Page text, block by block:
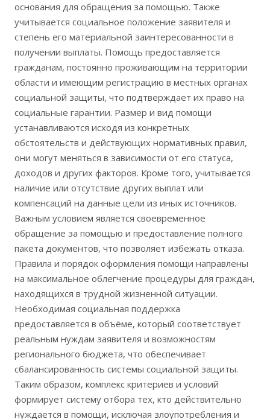
основания для обращения за помощью. Также
учитывается социальное положение заявителя и
степень его материальной заинтересованности в
получении выплаты. Помощь предоставляется
гражданам, постоянно проживающим на территории
области и имеющим регистрацию в местных органах
социальной защиты, что подтверждает их право на
социальные гарантии. Размер и вид помощи
устанавливаются исходя из конкретных
обстоятельств и действующих нормативных правил,
они могут меняться в зависимости от его статуса,
доходов и других факторов. Кроме того, учитывается
наличие или отсутствие других выплат или
компенсаций на данные цели из иных источников.
Важным условием является своевременное
обращение за помощью и предоставление полного
пакета документов, что позволяет избежать отказа.
Правила и порядок оформления помощи направлены
на максимальное облегчение процедуры для граждан,
находящихся в трудной жизненной ситуации.
Необходимая социальная поддержка
предоставляется в объёме, который соответствует
реальным нуждам заявителя и возможностям
регионального бюджета, что обеспечивает
сбалансированность системы социальной защиты.
Таким образом, комплекс критериев и условий
формирует систему отбора тех, кто действительно
нуждается в помощи, исключая злоупотребления и